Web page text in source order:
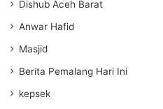
Dishub Aceh Barat
Anwar Hafid
Masjid
Berita Pemalang Hari Ini
kepsek